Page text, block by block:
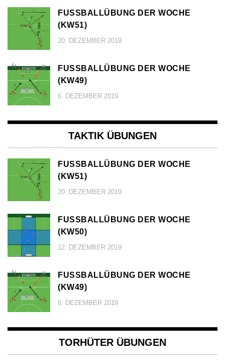
FUSSBALLÜBUNG DER WOCHE (
KW51)
20. DEZEMBER 2019
FUSSBALLÜBUNG DER WOCHE (
KW49)
6. DEZEMBER 2019
TAKTIK ÜBUNGEN
FUSSBALLÜBUNG DER WOCHE (
KW51)
20. DEZEMBER 2019
FUSSBALLÜBUNG DER WOCHE (
KW50)
12. DEZEMBER 2019
FUSSBALLÜBUNG DER WOCHE (
KW49)
6. DEZEMBER 2019
TORHÜTER ÜBUNGEN